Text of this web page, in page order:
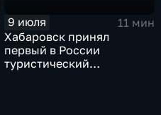
9 июля
11 мин
Хабаровск принял
первый в России
туристический